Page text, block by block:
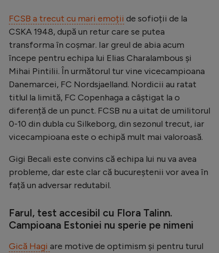
Tenis
Natație
Formula 1
Gimnastică
Rugby
Ciclism
JO 2024
JO 2026
FCSB a trecut cu mari emoții de sofioții de la
CSKA 1948, după un retur care se putea
transforma în coșmar. Iar greul de abia acum
începe pentru echipa lui Elias Charalambous și
Mihai Pintilii. În următorul tur vine vicecampioana
Danemarcei, FC Nordsjaelland. Nordicii au ratat
titlul la limită, FC Copenhaga a câștigat la o
diferență de un punct. FCSB nu a uitat de umilitorul
0-10 din dubla cu Silkeborg, din sezonul trecut, iar
vicecampioana este o echipă mult mai valoroasă.
Gigi Becali este convins că echipa lui nu va avea
probleme, dar este clar că bucureștenii vor avea în
față un adversar redutabil.
Farul, test accesibil cu Flora Talinn.
Campioana Estoniei nu sperie pe nimeni
Gică Hagi are motive de optimism și pentru turul